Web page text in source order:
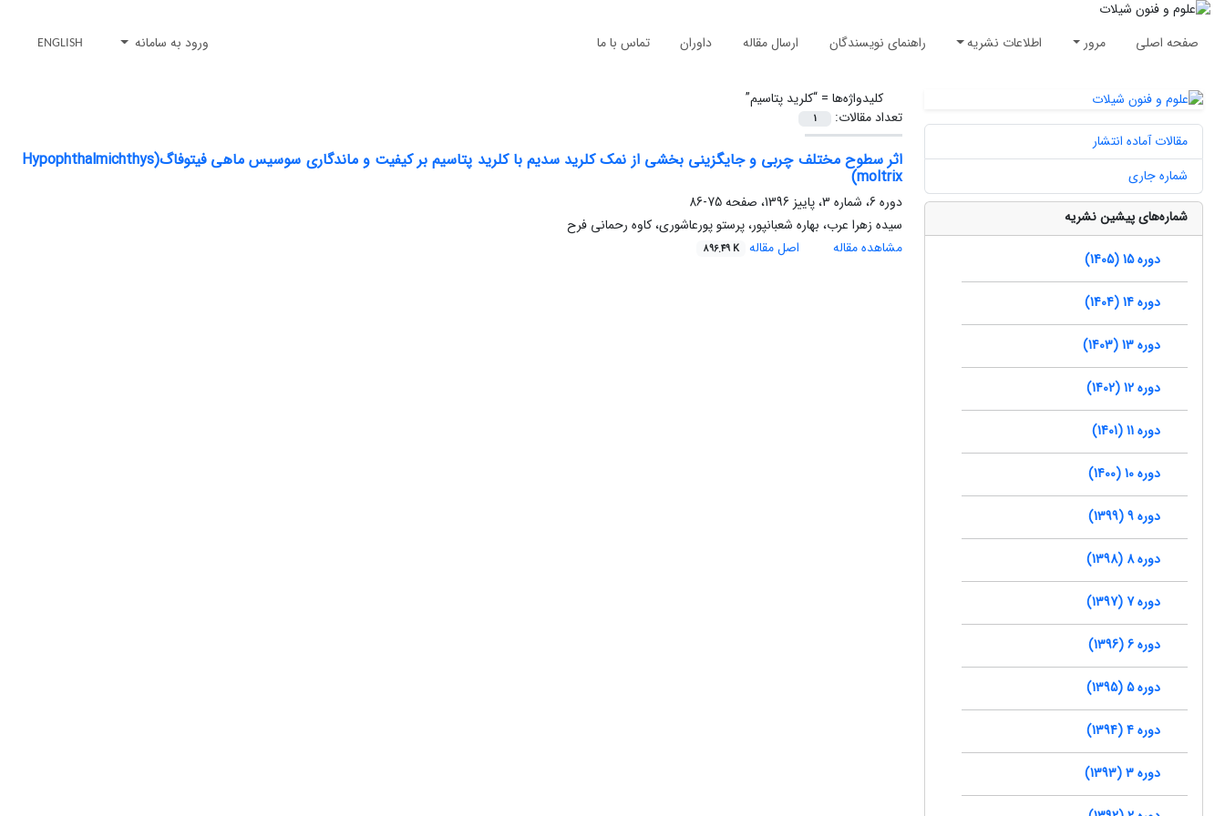
صفحه اصلی مرور اطلاعات نشریه راهنمای نویسندگان ارسال مقاله داوران تماس با ما ورود به سامانه ENGLISH
کلیدواژه‌ها =“کلرید پتاسیم”
تعداد مقالات:
1
اثر سطوح مختلف چربی و جایگزینی بخشی از نمک کلرید سدیم با کلرید پتاسیم بر کیفیت و ماندگاری سوسیس ماهی فیتوفاگ(Hypophthalmichthys
moltrix)
دوره 6، شماره 3، پاییز 1396، صفحه
75-86
سیده زهرا عرب، بهاره شعبانپور، پرستو پورعاشوری، کاوه رحمانی فرح
مشاهده مقاله
اصل مقاله 896.49 K
مقالات آماده انتشار
شماره جاری
شماره‌های پیشین نشریه
دوره 15 (1405)
دوره 14 (1404)
دوره 13 (1403)
دوره 12 (1402)
دوره 11 (1401)
دوره 10 (1400)
دوره 9 (1399)
دوره 8 (1398)
دوره 7 (1397)
دوره 6 (1396)
دوره 5 (1395)
دوره 4 (1394)
دوره 3 (1393)